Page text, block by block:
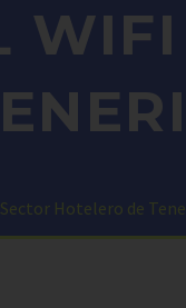
Hotelero de